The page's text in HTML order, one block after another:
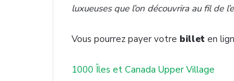
luxueuses que l’on découvrira au fil de
Vous pourrez payer votre billet en
1000 Îles et Canada Upper Village